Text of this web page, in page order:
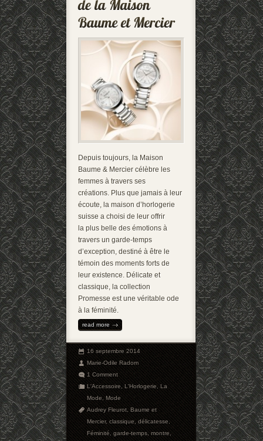
Depuis toujours, la Maison
Baume & Mercier célèbre les
femmes à travers ses
créations. Plus que jamais à leur
écoute, la maison d’horlogerie
suisse a choisi de leur offrir
la plus belle des émotions à
travers un garde-temps
d’exception, destiné à être le
témoin des moments forts de
leur existence. Délicate et
classique, la collection
Promesse est une véritable ode
à la féminité.
read more
16 septembre 2014
Marie-Odile Radom
1 Comment
L'Accessoire,L'Horlogerie,La
Mode,Mode
Audrey Fleurot,Baume et
Mercier,classique,délicatesse,
Féminité,garde-temps,montre,